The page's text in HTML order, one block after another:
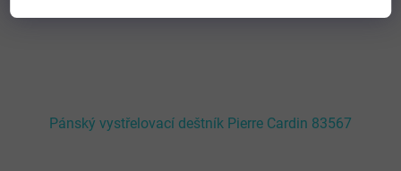
Pánský vystřelovací deštník Pierre Cardin 83567